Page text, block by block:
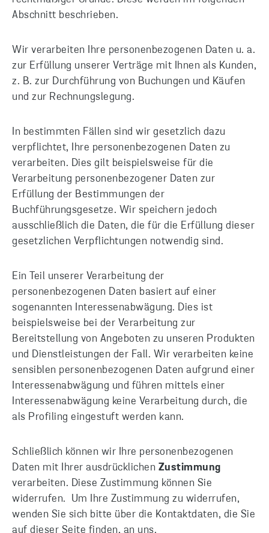
Abschnitt beschrieben.
Wir verarbeiten Ihre personenbezogenen Daten u. a.
zur Erfüllung unserer Verträge mit Ihnen als Kunden,
z. B. zur Durchführung von Buchungen und Käufen
und zur Rechnungslegung.
In bestimmten Fällen sind wir gesetzlich dazu
verpflichtet, Ihre personenbezogenen Daten zu
verarbeiten. Dies gilt beispielsweise für die
Verarbeitung personenbezogener Daten zur
Erfüllung der Bestimmungen der
Buchführungsgesetze. Wir speichern jedoch
ausschließlich die Daten, die für die Erfüllung dieser
gesetzlichen Verpflichtungen notwendig sind.
Ein Teil unserer Verarbeitung der
personenbezogenen Daten basiert auf einer
sogenannten Interessenabwägung. Dies ist
beispielsweise bei der Verarbeitung zur
Bereitstellung von Angeboten zu unseren Produkten
und Dienstleistungen der Fall. Wir verarbeiten keine
sensiblen personenbezogenen Daten aufgrund einer
Interessenabwägung und führen mittels einer
Interessenabwägung keine Verarbeitung durch, die
als Profiling eingestuft werden kann.
Schließlich können wir Ihre personenbezogenen
Daten mit Ihrer ausdrücklichen Zustimmung
verarbeiten. Diese Zustimmung können Sie
widerrufen. Um Ihre Zustimmung zu widerrufen,
wenden Sie sich bitte über die Kontaktdaten, die Sie
auf dieser Seite finden, an uns.